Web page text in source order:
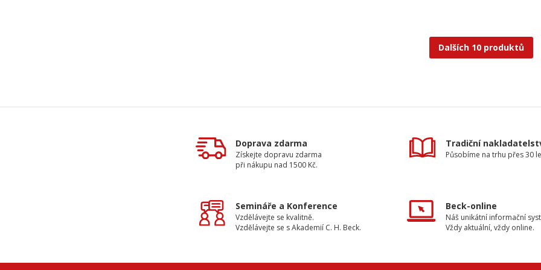
Dalších 10 produktů
Doprava zdarma
Získejte dopravu zdarma
při nákupu nad 1500 Kč.
Tradiční
Působíme na trhu přes 30
Semináře a Konference
Vzdělávejte se kvalitně.
Vzdělávejte se s Akademií C. H. Beck.
Beck-online
Náš unikátní informační
Vždy aktuální, vždy online.